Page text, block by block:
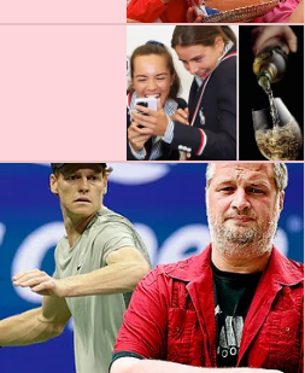
14 min